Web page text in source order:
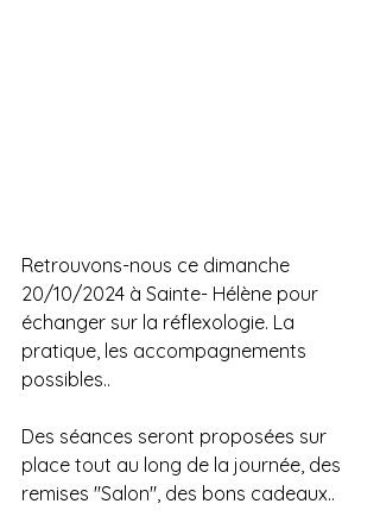
Retrouvons-nous ce dimanche
20/10/2024 à Sainte- Hélène pour
échanger sur la réflexologie. La
pratique, les accompagnements
possibles..
Des séances seront proposées sur
place tout au long de la journée, des
remises "Salon", des bons cadeaux..